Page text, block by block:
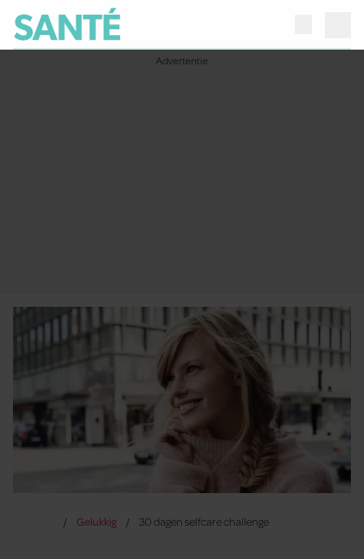
Gelukkig 30 dagen selfcare challenge